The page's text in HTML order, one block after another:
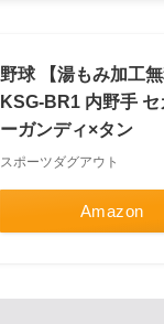
野球 【湯もみ加工
KSG-BR1 内野手
ーガンディ×タン
スポーツダグアウト
Amazon